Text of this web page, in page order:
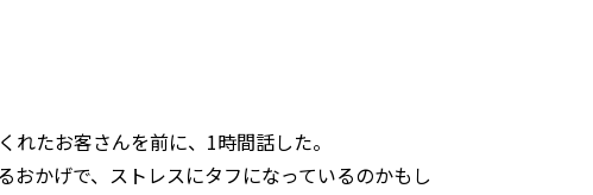
たお客さんを前に、1時間話した。
かげで、ストレスにタフになっているのかもし